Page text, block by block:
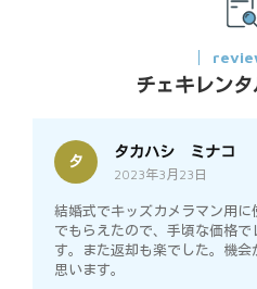
チェキレン
タ
タカハシ ミナコ
2023年3月23日
結婚式でキッズカメラマン用
でもらえたので、手頃な価格
す。また返却も楽でした。機
思います。